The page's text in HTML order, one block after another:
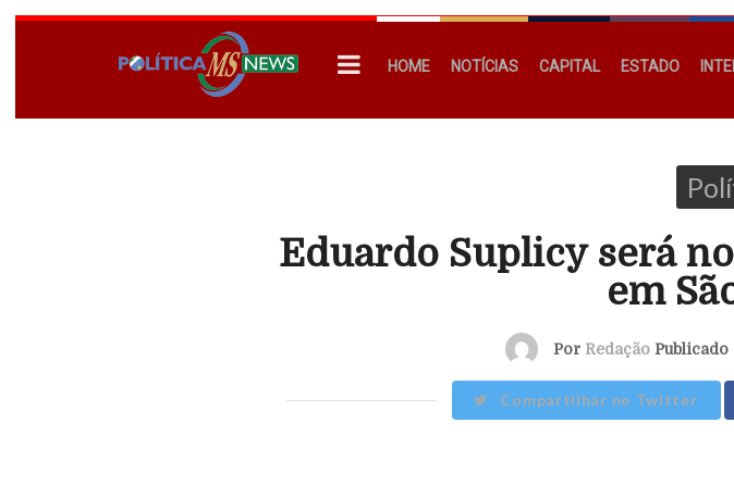
HOME NOTÍCIAS CAPITAL ESTADO
Eduardo Suplicy será
em
Por RedaçãoPublicado
Compartilhar no Twitter